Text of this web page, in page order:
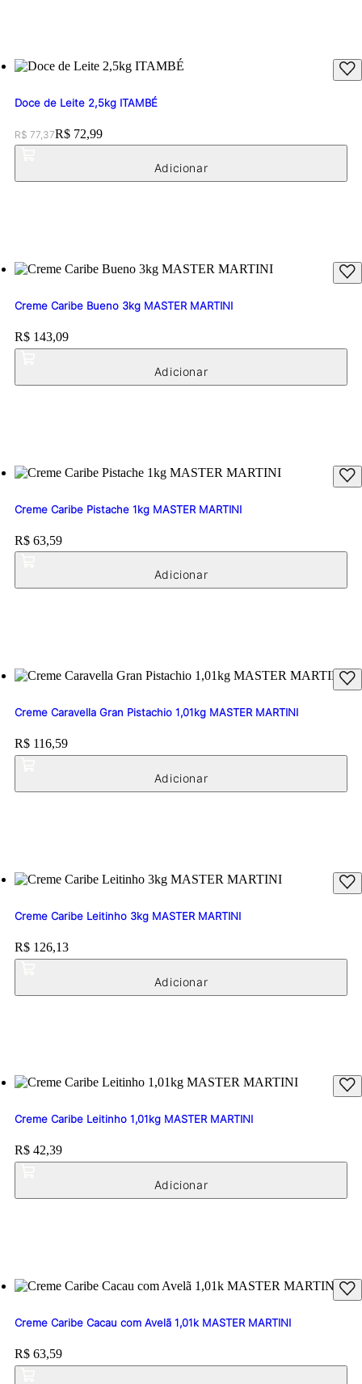
Doce de Leite 2,5kg ITAMBÉ
Original price:
R$ 77,37Price:
R$ 72,99
Creme Caribe Bueno 3kg MASTER MARTINI
Price:
R$ 143,09
Creme Caribe Pistache 1kg MASTER MARTINI
Price:
R$ 63,59
Creme Caravella Gran Pistachio 1,01kg MASTER MARTINI
Price:
R$ 116,59
Creme Caribe Leitinho 3kg MASTER MARTINI
Price:
R$ 126,13
Creme Caribe Leitinho 1,01kg MASTER MARTINI
Price:
R$ 42,39
Creme Caribe Cacau com Avelã 1,01k MASTER MARTINI
Price:
R$ 63,59